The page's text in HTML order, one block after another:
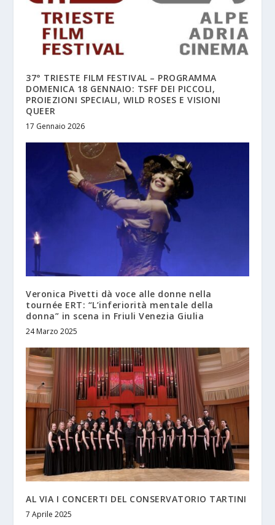
37° TRIESTE FILM FESTIVAL – PROGRAMMA
DOMENICA 18 GENNAIO: TSFF DEI PICCOLI,
PROIEZIONI SPECIALI, WILD ROSES E VISIONI
QUEER
17 Gennaio 2026
Veronica Pivetti dà voce alle donne nella
tournée ERT: “L’inferiorità mentale della
donna” in scena in Friuli Venezia Giulia
24 Marzo 2025
AL VIA I CONCERTI DEL CONSERVATORIO TARTINI
7 Aprile 2025